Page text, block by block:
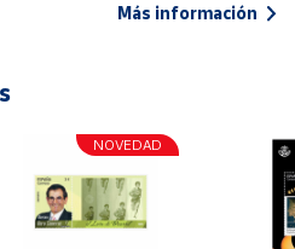
Más información
NOVEDAD